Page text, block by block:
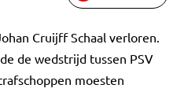
Cruijff Schaal verloren.
de wedstrijd tussen PSV
moesten